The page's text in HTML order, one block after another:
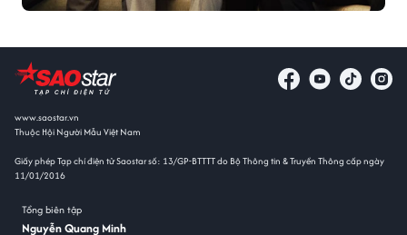
www.saostar.vn
Thuộc Hội Người Mẫu Việt Nam
Giấy phép Tạp chí điện tử Saostar số: 13/GP-BTTTT do Bộ Thông tin & Truyền Thông cấp ngày
11/01/2016
Tổng biên tập
Nguyễn Quang Minh